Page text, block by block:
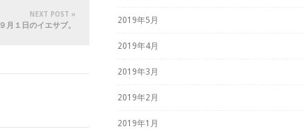
NEXT POST »
９月１日のイエサブ。
2019年5月
2019年4月
2019年3月
2019年2月
2019年1月